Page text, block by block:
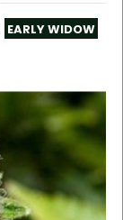
EARLY WIDOW